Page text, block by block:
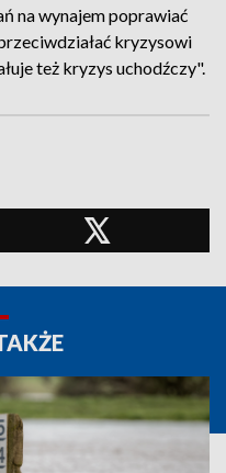
na wynajem poprawiać
kryzysowi
też kryzys uchodźczy".